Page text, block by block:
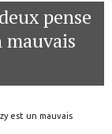
pense
mauvais
est un mauvais